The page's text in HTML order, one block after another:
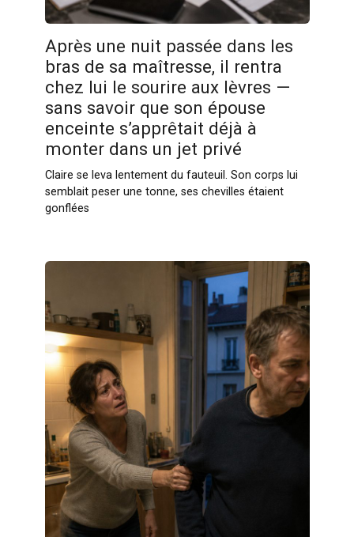
Après une nuit passée dans les
bras de sa maîtresse, il rentra
chez lui le sourire aux lèvres —
sans savoir que son épouse
enceinte s’apprêtait déjà à
monter dans un jet privé
Claire se leva lentement du fauteuil. Son corps lui
semblait peser une tonne, ses chevilles étaient
gonflées